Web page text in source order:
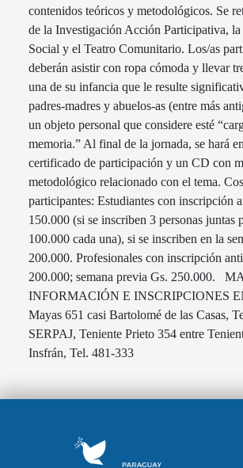
contenidos teóricos y metodológicos. Se
de la Investigación Acción Participativa,
Social y el Teatro Comunitario. Los/as
deberán asistir con ropa cómoda y llevar
una de su infancia que le resulte
padres-madres y abuelos-as (entre más
un objeto personal que considere esté
memoria.” Al final de la jornada, se hará
certificado de participación y un CD con
metodológico relacionado con el tema.
participantes: Estudiantes con inscripción
150.000 (si se inscriben 3 personas juntas
100.000 cada una), si se inscriben en la
200.000. Profesionales con inscripción
200.000; semana previa Gs. 250.000.
INFORMACIÓN E INSCRIPCIONES
Mayas 651 casi Bartolomé de las Casas,
SERPAJ, Teniente Prieto 354 entre
Insfrán, Tel. 481-333